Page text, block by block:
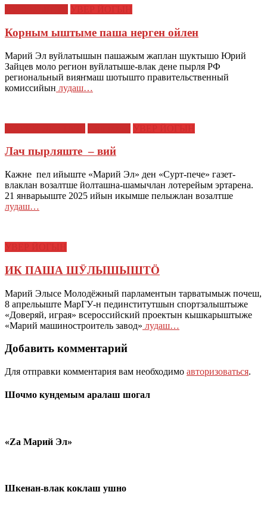
Корным ыштыме паша нерген ойлен
Марий Эл вуйлатышын пашажым жаплан шуктышо Юрий
Зайцев моло регион вуйлатыше-влак дене пырля РФ
региональный вияҥмаш шотышто правительственный
комиссийын лудаш…
Лач пырляште – вий
Кажне пел ийыште «Марий Эл» ден «Сурт-пече» газет-
влаклан возалтше йолташна-шамычлан лотерейым эртарена.
21 январьыште 2025 ийын икымше пелыжлан возалтше
лудаш…
ИК ПАША ШӰЛЫШЫШТӦ
Марий Элысе Молодёжный парламентын тарватымыж почеш,
8 апрельыште МарГУ-н пединститутшын спортзалыштыже
«Доверяй, играя» всероссийский проектын кышкарыштыже
«Марий машиностроитель завод» лудаш…
Добавить комментарий
Для отправки комментария вам необходимо авторизоваться.
Шочмо кундемым аралаш шогал
«Zа Марий Эл»
Шкенан-влак коклаш ушно